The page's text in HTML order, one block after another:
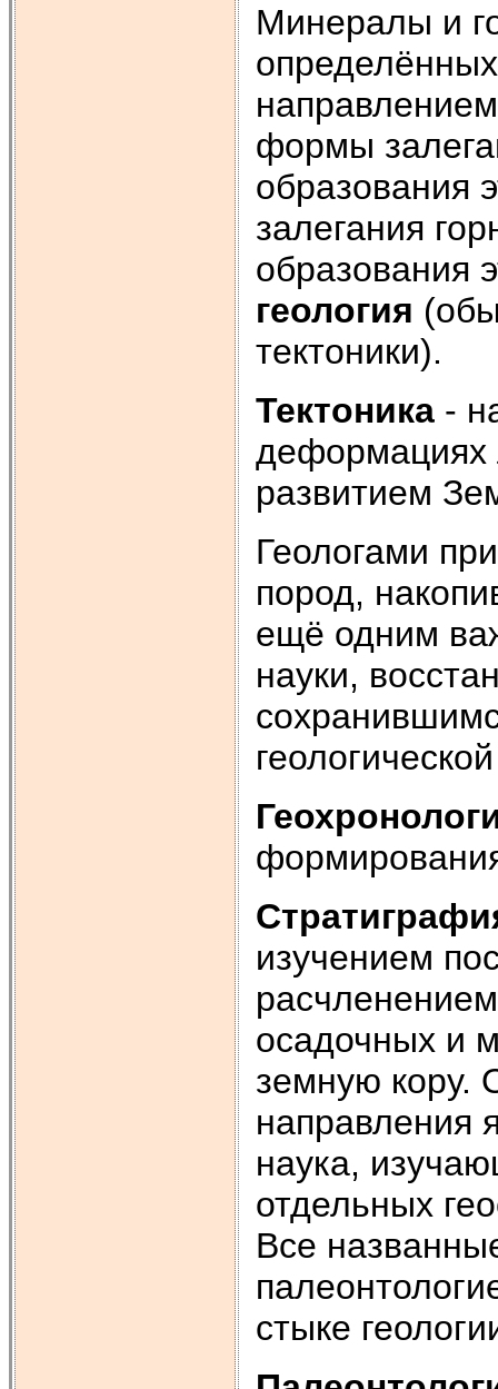
Минералы и
формы
образования
залегания
образования
геология
тектоники).
Тектоника -
деформациях
развитием
Геологами
пород,
ещё одним
науки,
изучением
осадочных и
земную кору.
направления
наука,
отдельных
Все
стыке